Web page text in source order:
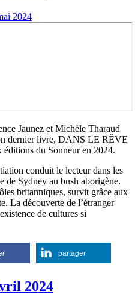
2024
Jaunez et Michèle Tharaud
dernier livre, DANS LE RÊVE
du Sonneur en 2024.
conduit le lecteur dans les
de Sydney au bush aborigène.
britanniques, survit grâce aux
La découverte de l’étranger
de cultures si
partager
2024